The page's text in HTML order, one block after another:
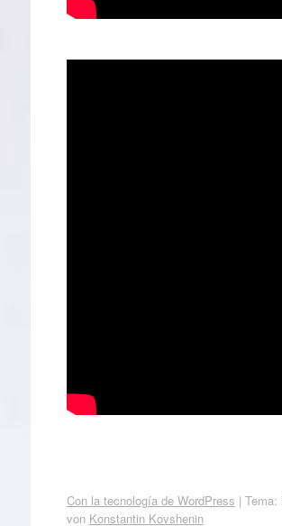
Con la tecnología de WordPress | Tema:
von Konstantin Kovshenin